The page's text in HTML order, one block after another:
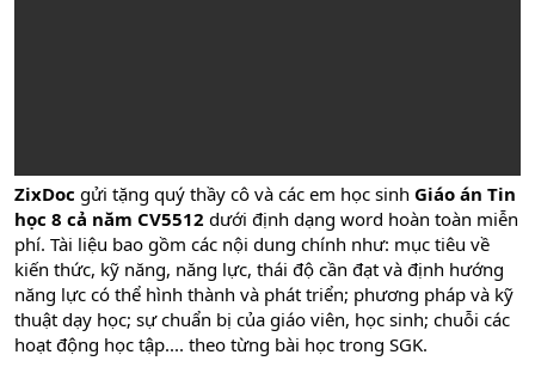
ZixDoc gửi tặng quý thầy cô và các em học sinh Giáo án Tin
học 8 cả năm CV5512 dưới định dạng word hoàn toàn miễn
phí. Tài liệu bao gồm các nội dung chính như: mục tiêu về
kiến thức, kỹ năng, năng lực, thái độ cần đạt và định hướng
năng lực có thể hình thành và phát triển; phương pháp và kỹ
thuật dạy học; sự chuẩn bị của giáo viên, học sinh; chuỗi các
hoạt động học tập.... theo từng bài học trong SGK.